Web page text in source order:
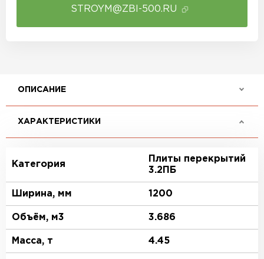
STROYM@ZBI-500.RU
ОПИСАНИЕ
ХАРАКТЕРИСТИКИ
Категория
Плиты перекрытий
3.2ПБ
Ширина, мм 1200
Объём, м3 3.686
Масса, т 4.45